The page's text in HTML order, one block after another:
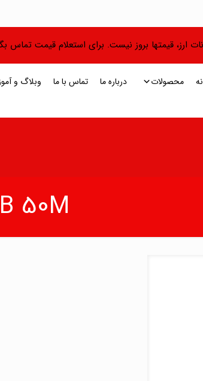
ارز، قیمتها بروز نیست. برای استعلام قیمت تماس
محصولات درباره ما تماس با ما وبلاگ و
50M